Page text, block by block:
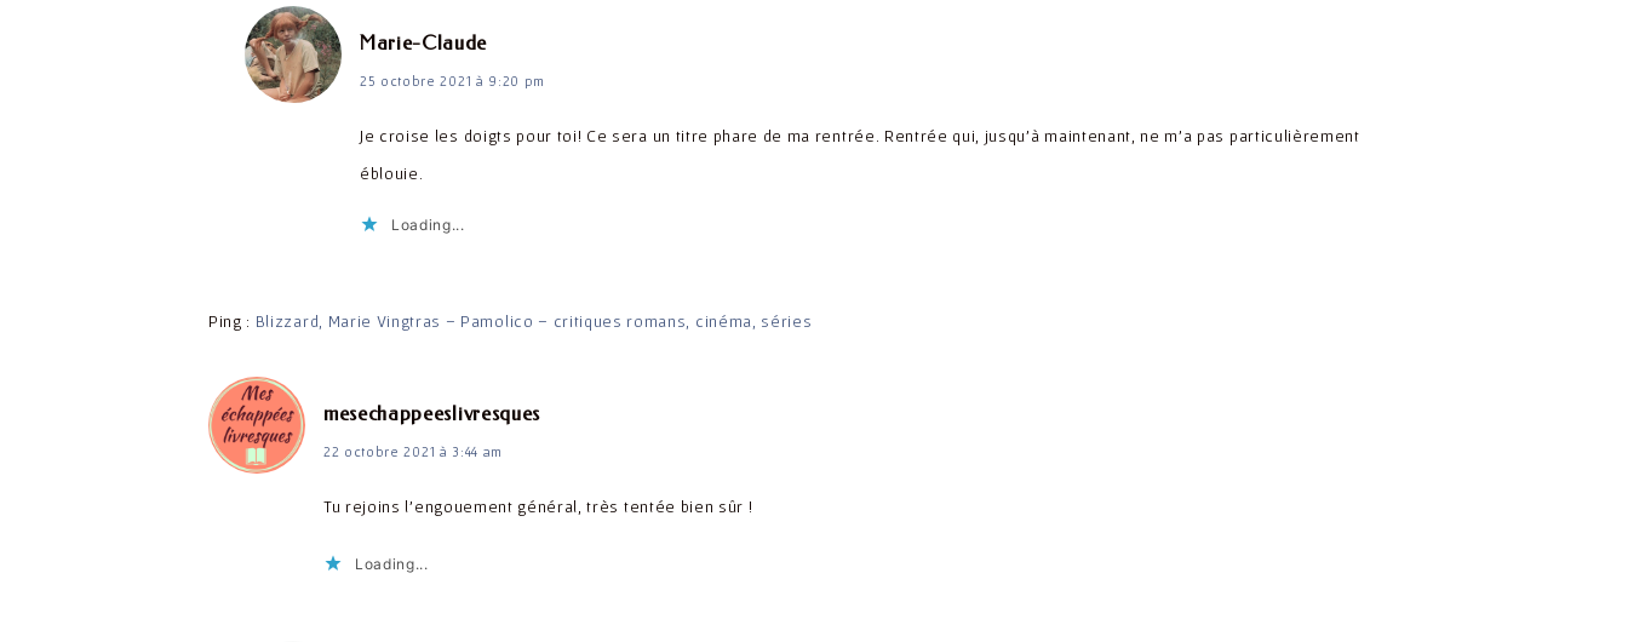
Marie-Claudedit :
25 octobre 2021 à 9:20 pm
Je croise les doigts pour toi! Ce sera un titre phare de ma rentrée. Rentrée qui, jusqu’à maintenant, ne m’a pas particulièrement
éblouie.
Loading...
Ping : Blizzard, Marie Vingtras – Pamolico – critiques romans, cinéma, séries
mesechappeeslivresquesdit :
22 octobre 2021 à 3:44 am
Tu rejoins l’engouement général, très tentée bien sûr !
Loading...